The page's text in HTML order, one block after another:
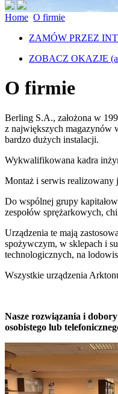
Home O firmie
ZAMÓW PRZEZ
ZOBACZ OKAZJE
O firmie
Berling S.A., założona w
z największych magazynów
bardzo dużych instalacji.
Wykwalifikowana kadra
Montaż i serwis realizowany
Do wspólnej grupy
zespołów sprężarkowych,
Urządzenia te mają
spożywczym, w sklepach i
technologicznych, na
Wszystkie urządzenia
Nasze rozwiązania i
osobistego lub